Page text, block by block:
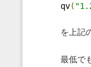
qv(
を上記
最低で